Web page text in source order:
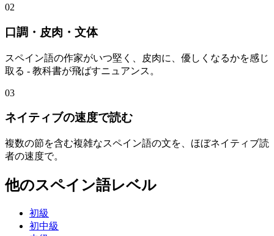
02
口調・皮肉・文体
スペイン語の作家がいつ堅く、皮肉に、優しくなるかを感じ
取る - 教科書が飛ばすニュアンス。
03
ネイティブの速度で読む
複数の節を含む複雑なスペイン語の文を、ほぼネイティブ読
者の速度で。
他のスペイン語レベル
初級
初中級